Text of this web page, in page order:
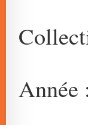
Année